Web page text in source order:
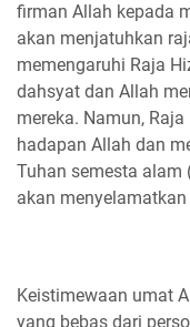
firman Allah kepada
akan menjatuhkan
memengaruhi Raja
dahsyat dan Allah
mereka. Namun,
hadapan Allah dan
Tuhan semesta alam
akan menyelamatkan
Keistimewaan umat
yang bebas dari